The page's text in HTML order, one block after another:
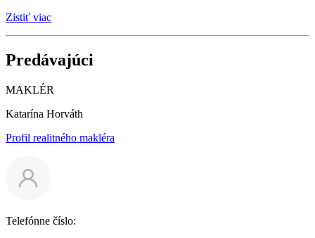
Zistiť viac
Predávajúci
MAKLÉR
Katarína Horváth
Profil realitného makléra
Telefónne číslo: